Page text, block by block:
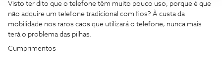
Visto ter dito que o telefone têm muito pouco uso, porque é que
não adquire um telefone tradicional com fios? À custa da
mobilidade nos raros caos que utilizará o telefone, nunca mais
terá o problema das pilhas.
Cumprimentos